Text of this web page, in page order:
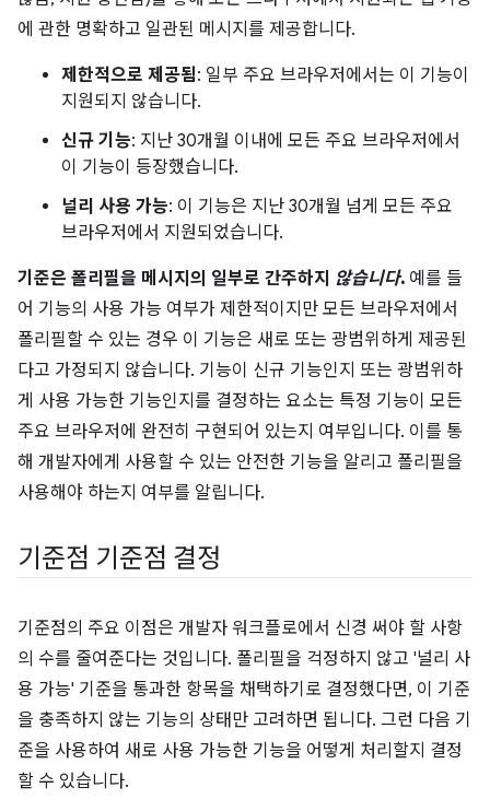
에 관한 명확하고 일관된 메시지를 제공합니다.
제한적으로 제공됨: 일부 주요 브라우저에서는 이 기능이
지원되지 않습니다.
신규 기능: 지난 30개월 이내에 모든 주요 브라우저에서
이 기능이 등장했습니다.
널리 사용 가능: 이 기능은 지난 30개월 넘게 모든 주요
브라우저에서 지원되었습니다.
기준은 폴리필을 메시지의 일부로 간주하지 않습니다. 예를 들
어 기능의 사용 가능 여부가 제한적이지만 모든 브라우저에서
폴리필할 수 있는 경우 이 기능은 새로 또는 광범위하게 제공된
다고 가정되지 않습니다. 기능이 신규 기능인지 또는 광범위하
게 사용 가능한 기능인지를 결정하는 요소는 특정 기능이 모든
주요 브라우저에 완전히 구현되어 있는지 여부입니다. 이를 통
해 개발자에게 사용할 수 있는 안전한 기능을 알리고 폴리필을
사용해야 하는지 여부를 알립니다.
기준점 기준점 결정
기준점의 주요 이점은 개발자 워크플로에서 신경 써야 할 사항
의 수를 줄여준다는 것입니다. 폴리필을 걱정하지 않고 '널리 사
용 가능' 기준을 통과한 항목을 채택하기로 결정했다면, 이 기준
을 충족하지 않는 기능의 상태만 고려하면 됩니다. 그런 다음 기
준을 사용하여 새로 사용 가능한 기능을 어떻게 처리할지 결정
할 수 있습니다.